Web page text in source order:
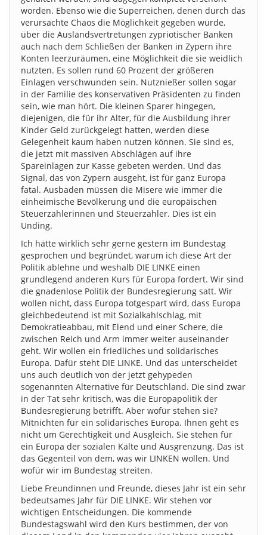
worden. Ebenso wie die Superreichen, denen durch das
verursachte Chaos die Möglichkeit gegeben wurde,
über die Auslandsvertretungen zypriotischer Banken
auch nach dem Schließen der Banken in Zypern ihre
Konten leerzuräumen, eine Möglichkeit die sie weidlich
nutzten. Es sollen rund 60 Prozent der größeren
Einlagen verschwunden sein. Nutznießer sollen sogar
in der Familie des konservativen Präsidenten zu finden
sein, wie man hört. Die kleinen Sparer hingegen,
diejenigen, die für ihr Alter, für die Ausbildung ihrer
Kinder Geld zurückgelegt hatten, werden diese
Gelegenheit kaum haben nutzen können. Sie sind es,
die jetzt mit massiven Abschlägen auf ihre
Spareinlagen zur Kasse gebeten werden. Und das
Signal, das von Zypern ausgeht, ist für ganz Europa
fatal. Ausbaden müssen die Misere wie immer die
einheimische Bevölkerung und die europäischen
Steuerzahlerinnen und Steuerzahler. Dies ist ein
Unding.
Ich hätte wirklich sehr gerne gestern im Bundestag
gesprochen und begründet, warum ich diese Art der
Politik ablehne und weshalb DIE LINKE einen
grundlegend anderen Kurs für Europa fordert. Wir sind
die gnadenlose Politik der Bundesregierung satt. Wir
wollen nicht, dass Europa totgespart wird, dass Europa
gleichbedeutend ist mit Sozialkahlschlag, mit
Demokratieabbau, mit Elend und einer Schere, die
zwischen Reich und Arm immer weiter auseinander
geht. Wir wollen ein friedliches und solidarisches
Europa. Dafür steht DIE LINKE. Und das unterscheidet
uns auch deutlich von der jetzt gehypeden
sogenannten Alternative für Deutschland. Die sind zwar
in der Tat sehr kritisch, was die Europapolitik der
Bundesregierung betrifft. Aber wofür stehen sie?
Mitnichten für ein solidarisches Europa. Ihnen geht es
nicht um Gerechtigkeit und Ausgleich. Sie stehen für
ein Europa der sozialen Kälte und Ausgrenzung. Das ist
das Gegenteil von dem, was wir LINKEN wollen. Und
wofür wir im Bundestag streiten.
Liebe Freundinnen und Freunde, dieses Jahr ist ein sehr
bedeutsames Jahr für DIE LINKE. Wir stehen vor
wichtigen Entscheidungen. Die kommende
Bundestagswahl wird den Kurs bestimmen, der von